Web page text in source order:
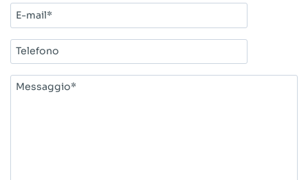
E-
mail*
Telefono
Messaggio*